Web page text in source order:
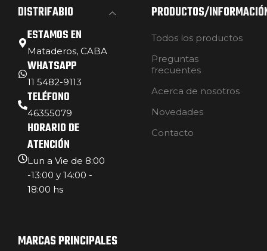
DISTRIFABIO
ESTAMOS EN
Mataderos, CABA
WHATSAPP
11 5482-9113
TELÉFONO
46355079
HORARIO DE
ATENCIÓN
Lun a Vie de 8:00
-13:00 y 14:00 -
18:00 hs
PRODUCTOS/
Todos los productos
Preguntas
frecuentes
Acerca de nosotros
Novedades
Contacto
MARCAS PRINCIPALES